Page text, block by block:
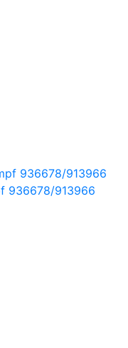
936678/913966